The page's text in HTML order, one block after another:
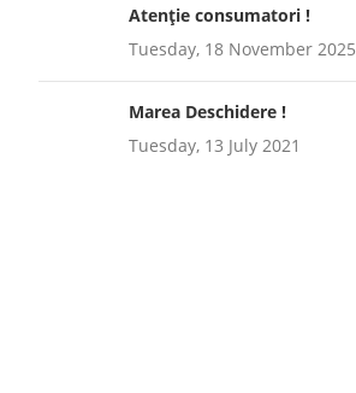
Atenție consumatori !
Tuesday, 18 November 2025
Marea Deschidere !
Tuesday, 13 July 2021